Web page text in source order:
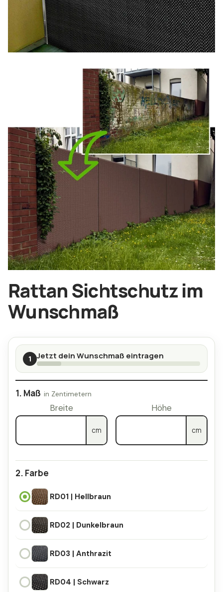
Rattan Sichtschutz im
Wunschmaß
1 Jetzt dein Wunschmaß eintragen
Maß
Breite
cm
Höhe
cm
Farbe
RD01 | Hellbraun
RD02 | Dunkelbraun
RD03 | Anthrazit
RD04 | Schwarz